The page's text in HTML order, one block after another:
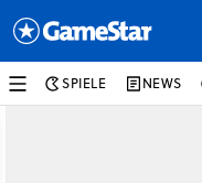
SPIELE NEWS